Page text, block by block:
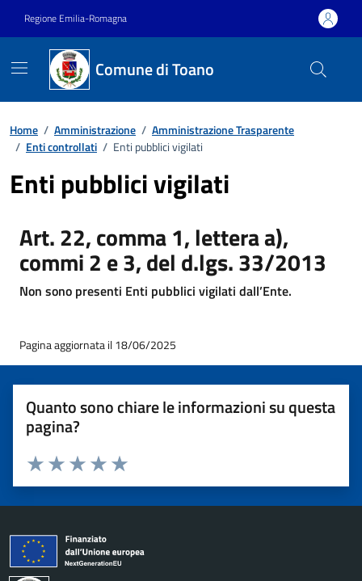
Regione Emilia-Romagna
Comune di Toano
Home / Amministrazione / Amministrazione Trasparente
/ Enti controllati / Enti pubblici vigilati
Enti pubblici vigilati
Art. 22, comma 1, lettera a),
commi 2 e 3, del d.lgs. 33/2013
Non sono presenti Enti pubblici vigilati dall’Ente.
Pagina aggiornata il 18/06/2025
Quanto sono chiare le informazioni su questa
pagina?
Valuta 5 stelle su 5
Valuta 4 stelle su 5
Valuta 3 stelle su 5
Valuta 2 stelle su 5
Valuta 1 stelle su 5